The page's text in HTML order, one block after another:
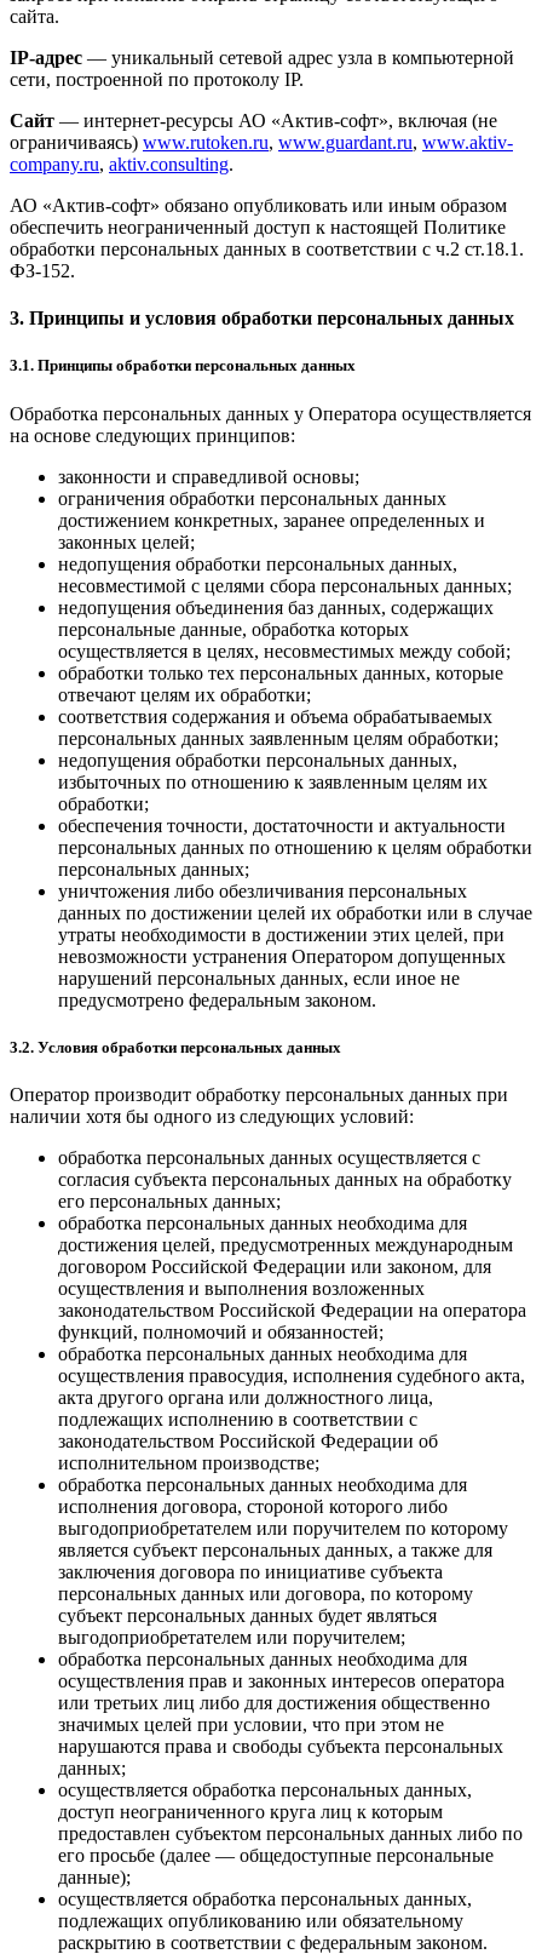
сайта.
IP-адрес — уникальный сетевой адрес узла в компьютерной
сети, построенной по протоколу IP.
Сайт — интернет-ресурсы АО «Актив-софт», включая (не
ограничиваясь) www.rutoken.ru, www.guardant.ru, www.aktiv-
company.ru, aktiv.consulting.
АО «Актив-софт» обязано опубликовать или иным образом
обеспечить неограниченный доступ к настоящей Политике
обработки персональных данных в соответствии с ч.2 ст.18.1.
ФЗ-152.
3. Принципы и условия обработки персональных данных
3.1. Принципы обработки персональных данных
Обработка персональных данных у Оператора осуществляется
на основе следующих принципов:
законности и справедливой основы;
ограничения обработки персональных данных
достижением конкретных, заранее определенных и
законных целей;
недопущения обработки персональных данных,
несовместимой с целями сбора персональных данных;
недопущения объединения баз данных, содержащих
персональные данные, обработка которых
осуществляется в целях, несовместимых между собой;
обработки только тех персональных данных, которые
отвечают целям их обработки;
соответствия содержания и объема обрабатываемых
персональных данных заявленным целям обработки;
недопущения обработки персональных данных,
избыточных по отношению к заявленным целям их
обработки;
обеспечения точности, достаточности и актуальности
персональных данных по отношению к целям обработки
персональных данных;
уничтожения либо обезличивания персональных
данных по достижении целей их обработки или в случае
утраты необходимости в достижении этих целей, при
невозможности устранения Оператором допущенных
нарушений персональных данных, если иное не
предусмотрено федеральным законом.
3.2. Условия обработки персональных данных
Оператор производит обработку персональных данных при
наличии хотя бы одного из следующих условий:
обработка персональных данных осуществляется с
согласия субъекта персональных данных на обработку
его персональных данных;
обработка персональных данных необходима для
достижения целей, предусмотренных международным
договором Российской Федерации или законом, для
осуществления и выполнения возложенных
законодательством Российской Федерации на оператора
функций, полномочий и обязанностей;
обработка персональных данных необходима для
осуществления правосудия, исполнения судебного акта,
акта другого органа или должностного лица,
подлежащих исполнению в соответствии с
законодательством Российской Федерации об
исполнительном производстве;
обработка персональных данных необходима для
исполнения договора, стороной которого либо
выгодоприобретателем или поручителем по которому
является субъект персональных данных, а также для
заключения договора по инициативе субъекта
персональных данных или договора, по которому
субъект персональных данных будет являться
выгодоприобретателем или поручителем;
обработка персональных данных необходима для
осуществления прав и законных интересов оператора
или третьих лиц либо для достижения общественно
значимых целей при условии, что при этом не
нарушаются права и свободы субъекта персональных
данных;
осуществляется обработка персональных данных,
доступ неограниченного круга лиц к которым
предоставлен субъектом персональных данных либо по
его просьбе (далее — общедоступные персональные
данные);
осуществляется обработка персональных данных,
подлежащих опубликованию или обязательному
раскрытию в соответствии с федеральным законом.